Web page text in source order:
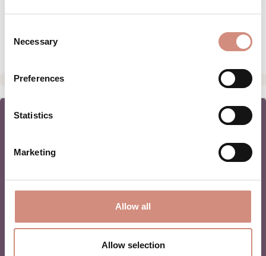
Selection
Necessary
Preferences
Statistics
Marketing
Allow all
Allow selection
NEWSLETTER
PORTAGE